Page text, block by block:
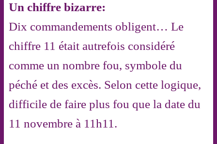
Un chiffre bizarre:
Dix commandements obligent… Le
chiffre 11 était autrefois considéré
comme un nombre fou, symbole du
péché et des excès. Selon cette logique,
difficile de faire plus fou que la date du
11 novembre à 11h11.